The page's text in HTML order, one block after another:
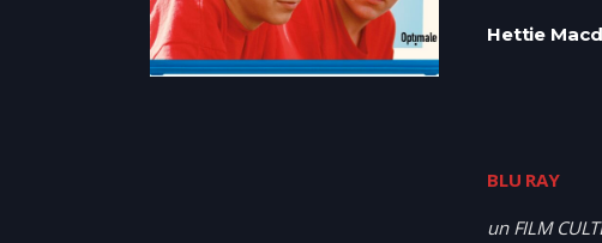
Hettie
BLU RAY
un FILM